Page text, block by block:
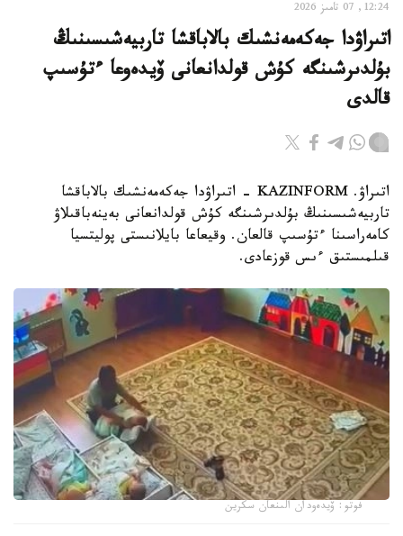
12:24, 07 تامىز 2026
اتىراۋدا جەكەمەنشىك بالاباقشا تاربيەشىسىنىڭ
بۇلدىرشىنگە كۇش قولدانعانى ۆيدەوعا ءتۇسىپ
قالدى
اتىراۋ. KAZINFORM - اتىراۋدا جەكەمەنشىك بالاباقشا
تاربيەشىسىنىڭ بۇلدىرشىنگە كۇش قولدانعانى بەينەباقىلاۋ
كامەراسىنا ءتۇسىپ قالعان. وقيعاعا بايلانىستى پوليتسيا
قىلمىستىق ءىس قوزعادى.
فوتو: ۆيدەودان الىنعان سكرين